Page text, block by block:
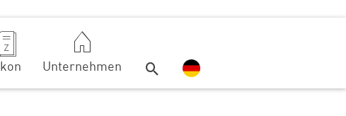
Unternehmen